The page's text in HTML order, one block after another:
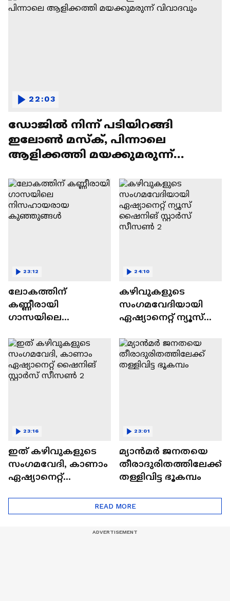
ഡോജിൽ നിന്ന് പടിയിറങ്ങി
ഇലോൺ മസ്ക്, പിന്നാലെ
ആളിക്കത്തി മയക്കുമരുന്ന്
22:03
ലോകത്തിന്
കണ്ണീരായി
ഗാസയിലെ
കുഞ്ഞുങ്ങൾ
23:12
കഴിവുകളുടെ
സംഗമവേദിയായി
ഏഷ്യാനെറ്റ് ന്യൂസ്
സീസൺ 2
24:10
ഇത് കഴിവുകളുടെ
സംഗമവേദി, കാണാം
ഏഷ്യാനെറ്റ്
23:16
മ്യാൻമർ ജനതയെ
തീരാദുരിതത്തിലേക്ക്
തള്ളിവിട്ട ഭൂകമ്പം
23:01
READ MORE